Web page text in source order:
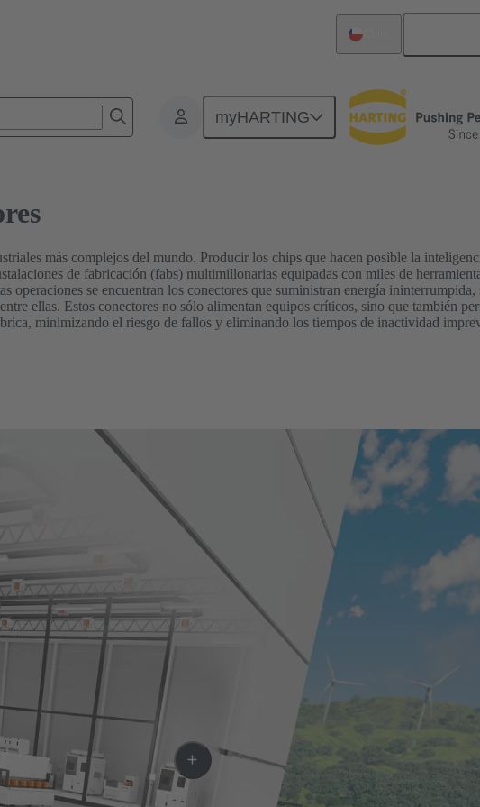
myHARTING
más complejos del mundo. Producir los chips que hacen posible la
de fabricación (fabs) multimillonarias equipadas con miles de
operaciones se encuentran los conectores que suministran energía ininterrumpida,
ellas. Estos conectores no sólo alimentan equipos críticos, sino que también
minimizando el riesgo de fallos y eliminando los tiempos de inactividad